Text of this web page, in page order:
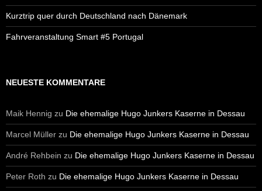
Kurztrip quer durch Deutschland nach Dänemark
Fahrveranstaltung Smart #5 Portugal
NEUESTE KOMMENTARE
Maik Hennig zu Die ehemalige Hugo Junkers Kaserne in Dessau
Marcel Müller zu Die ehemalige Hugo Junkers Kaserne in Dessau
André Rehbein zu Die ehemalige Hugo Junkers Kaserne in Dessau
Peter Roth zu Die ehemalige Hugo Junkers Kaserne in Dessau